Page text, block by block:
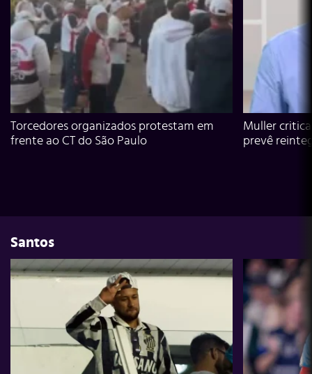
Torcedores organizados protestam em
frente ao CT do São Paulo
Muller
prevê
Santos